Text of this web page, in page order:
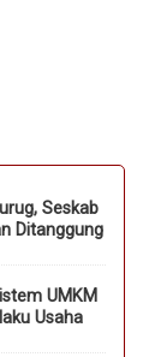
Seskab
Ditanggung
UMKM
Usaha